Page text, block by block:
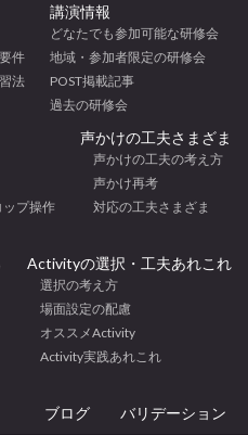
件
法
講演情報
どなたでも参加可能な研修会
地域・参加者限定の研修会
POST掲載記事
過去の研修会
プ操作
声かけの工夫さまざま
声かけの工夫の考え方
声かけ再考
対応の工夫さまざま
Activityの選択・工夫あれこれ
選択の考え方
場面設定の配慮
オススメActivity
Activity実践あれこれ
ブログ バリデーション